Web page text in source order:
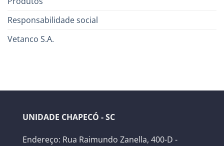
Responsabilidade social
Vetanco S.A.
UNIDADE CHAPECÓ - SC
Endereço: Rua Raimundo Zanella, 400-D -